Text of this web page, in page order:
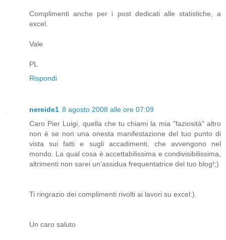
Complimenti anche per i post dedicati alle statistiche, a
excel.
Vale
PL
Rispondi
nereide1 8 agosto 2008 alle ore 07:09
Caro Pier Luigi, quella che tu chiami la mia "faziosità" altro
non è se non una onesta manifestazione del tuo punto di
vista sui fatti e sugli accadimenti, che avvengono nel
mondo. La qual cosa è accettabilissima e condivisibilissima,
altrimenti non sarei un'assidua frequentatrice del tuo blog!;)
Ti ringrazio dei complimenti rivolti ai lavori su excel:).
Un caro saluto